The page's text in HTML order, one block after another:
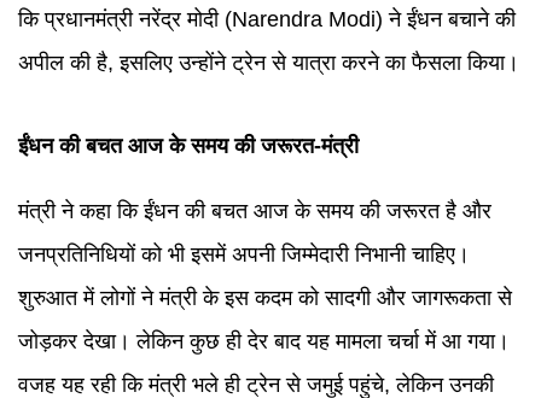
कि प्रधानमंत्री नरेंद्र मोदी (Narendra Modi) ने ईंधन बचाने की
अपील की है, इसलिए उन्होंने ट्रेन से यात्रा करने का फैसला किया।
ईंधन की बचत आज के समय की जरूरत-मंत्री
मंत्री ने कहा कि ईंधन की बचत आज के समय की जरूरत है और
जनप्रतिनिधियों को भी इसमें अपनी जिम्मेदारी निभानी चाहिए।
शुरुआत में लोगों ने मंत्री के इस कदम को सादगी और जागरूकता से
जोड़कर देखा। लेकिन कुछ ही देर बाद यह मामला चर्चा में आ गया।
वजह यह रही कि मंत्री भले ही ट्रेन से जमुई पहुंचे, लेकिन उनकी